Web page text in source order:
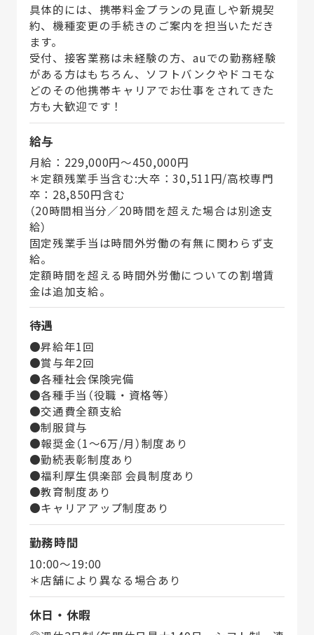
具体的には、携帯料金プランの見直しや新規契
約、機種変更の手続きのご案内を担当いただき
ます。
受付、接客業務は未経験の方、auでの勤務経験
がある方はもちろん、ソフトバンクやドコモな
どのその他携帯キャリアでお仕事をされてきた
方も大歓迎です！
給与
月給：229,000円〜450,000円
＊定額残業手当含む:大卒：30,511円/高校専門
卒：28,850円含む
（20時間相当分／20時間を超えた場合は別途支
給）
固定残業手当は時間外労働の有無に関わらず支
給。
定額時間を超える時間外労働についての割増賃
金は追加支給。
待遇
●昇給年1回
●賞与年2回
●各種社会保険完備
●各種手当（役職・資格等）
●交通費全額支給
●制服貸与
●報奨金（1～6万/月）制度あり
●勤続表彰制度あり
●福利厚生倶楽部 会員制度あり
●教育制度あり
●キャリアアップ制度あり
勤務時間
10:00～19:00
＊店舗により異なる場合あり
休日・休暇